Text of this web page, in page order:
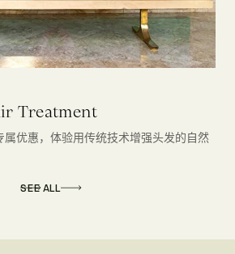
SEE ALL
Treatment
优惠，体验用传统技术增强头发的自然